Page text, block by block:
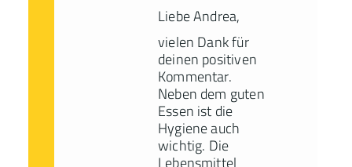
Liebe Andrea,
vielen Dank für
deinen positiven
Kommentar.
Neben dem guten
Essen ist die
Hygiene auch
wichtig. Die
Lebensmittel